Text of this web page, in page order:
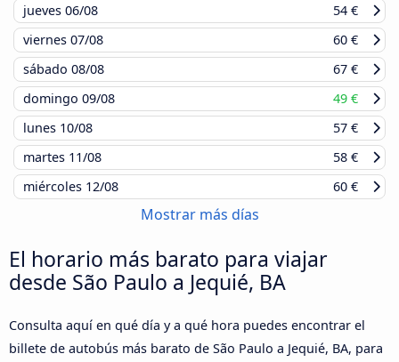
jueves 06/08
54 €
viernes 07/08
60 €
sábado 08/08
67 €
domingo 09/08
49 €
lunes 10/08
57 €
martes 11/08
58 €
miércoles 12/08 60 €
Mostrar más días
El horario más barato para viajar
desde São Paulo a Jequié, BA
Consulta aquí en qué día y a qué hora puedes encontrar el
billete de autobús más barato de São Paulo a Jequié, BA, para